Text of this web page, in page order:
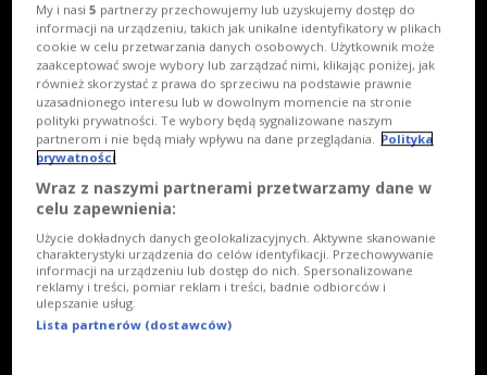
My i nasi5 partnerzy przechowujemy lub uzyskujemy dostęp do
informacji na urządzeniu, takich jak unikalne identyfikatory w plikach
cookie w celu przetwarzania danych osobowych. Użytkownik może
zaakceptować swoje wybory lub zarządzać nimi, klikając poniżej, jak
również skorzystać z prawa do sprzeciwu na podstawie prawnie
uzasadnionego interesu lub w dowolnym momencie na stronie
polityki prywatności. Te wybory będą sygnalizowane naszym
partnerom i nie będą miały wpływu na dane przeglądania. Polityka
prywatności
Wraz z naszymi partnerami przetwarzamy dane w
celu zapewnienia:
Użycie dokładnych danych geolokalizacyjnych. Aktywne skanowanie
charakterystyki urządzenia do celów identyfikacji. Przechowywanie
informacji na urządzeniu lub dostęp do nich. Spersonalizowane
reklamy i treści, pomiar reklam i treści, badnie odbiorców i
ulepszanie usług.
Lista partnerów (dostawców)